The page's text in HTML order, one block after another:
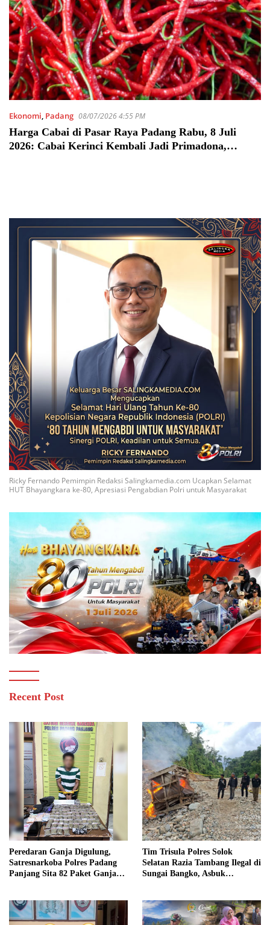
Ekonomi, Padang 08/07/2026 4:55 PM
Harga Cabai di Pasar Raya Padang Rabu, 8 Juli
2026: Cabai Kerinci Kembali Jadi Primadona,
Ricky Fernando Pemimpin Redaksi Salingkamedia.com Ucapkan Selamat
HUT Bhayangkara ke-80, Apresiasi Pengabdian Polri untuk Masyarakat
Recent Post
Peredaran Ganja Digulung,
Satresnarkoba Polres Padang
Panjang Sita 82 Paket Ganja
Tim Trisula Polres Solok
Selatan Razia Tambang Ilegal di
Sungai Bangko, Asbuk